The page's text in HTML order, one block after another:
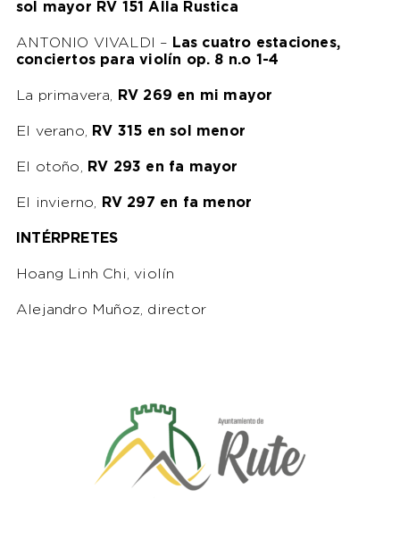
sol mayor RV 151 Alla Rustica
ANTONIO VIVALDI – Las cuatro estaciones,
conciertos para violín op. 8 n.o 1-4
La primavera, RV 269 en mi mayor
El verano, RV 315 en sol menor
El otoño, RV 293 en fa mayor
El invierno, RV 297 en fa menor
INTÉRPRETES
Hoang Linh Chi, violín
Alejandro Muñoz, director